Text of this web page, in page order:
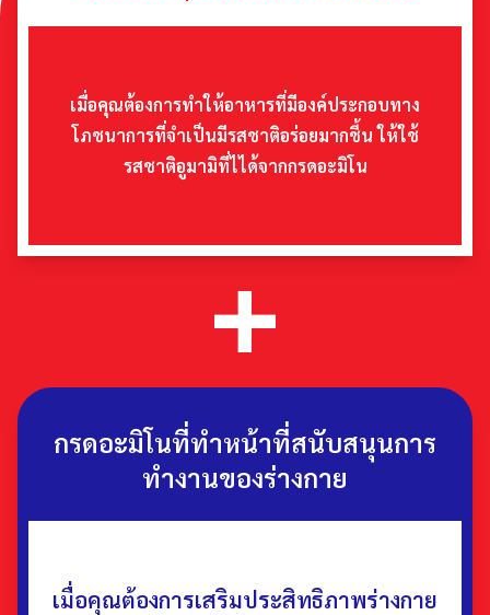
เมื่อคุณต้องการทำให้อาหารที่มีองค์ประกอบทาง
โภชนาการที่จำเป็นมีรสชาติอร่อยมากชึ้น ให้ใช้
รสชาติอูมามิที่ไได้จากกรดอะมิโน
กรดอะมิโนที่ทำหน้าที่สนับสนุนการ
ทำงานของร่างกาย
เมื่อคุณต้องการเสริมประสิทธิภาพร่างกาย